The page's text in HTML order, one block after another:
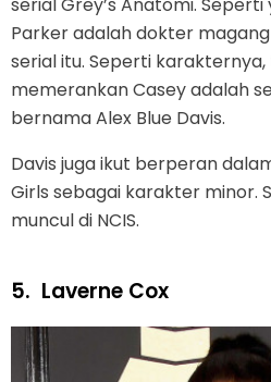
serial Grey’s Anatomi.
Parker adalah dokter
serial itu. Seperti
memerankan Casey adalah
bernama Alex Blue Davis.
Davis juga ikut berperan
Girls sebagai karakter minor.
muncul di NCIS.
5. Laverne Cox